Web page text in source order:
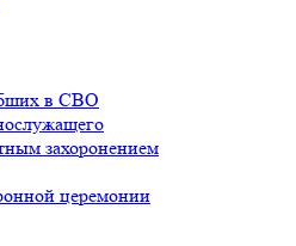
в СВО
захоронением
церемонии